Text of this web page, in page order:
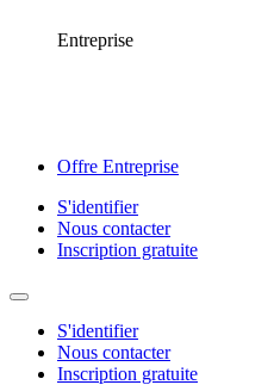
Entreprise
Offre Entreprise
S'identifier
Nous contacter
Inscription gratuite
S'identifier
Nous contacter
Inscription gratuite